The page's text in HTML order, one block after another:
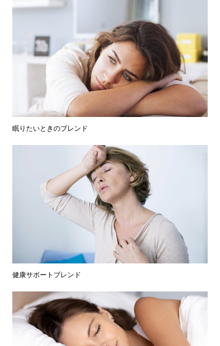
眠りたいときのブレンド
健康サポートブレンド